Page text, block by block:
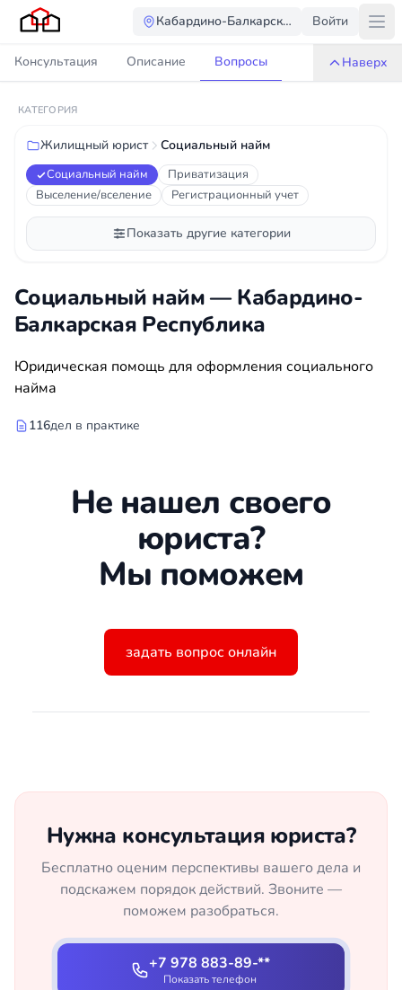
Кабардино-Балкарская Республика
Войти
Консультация Описание Вопросы Наверх
КАТЕГОРИЯ
Жилищный юрист Социальный найм
Социальный найм
Приватизация
Выселение/вселение
Регистрационный учет
Показать другие категории
Социальный найм — Кабардино-
Балкарская Республика
Юридическая помощь для оформления социального
найма
116дел в практике
Не нашел своего
юриста?
Мы поможем
задать вопрос онлайн
Нужна консультация юриста?
Бесплатно оценим перспективы вашего дела и
подскажем порядок действий. Звоните —
поможем разобраться.
+7 978 883-89-**
Показать телефон